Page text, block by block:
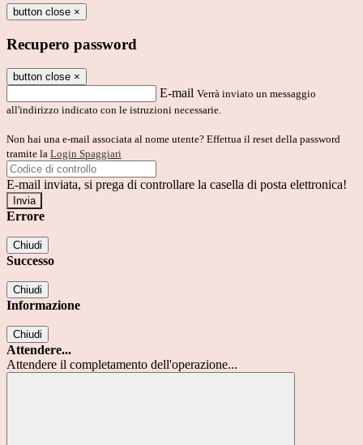
button close ×
Recupero password
button close ×
E-mail Verrà inviato un messaggio
all'indirizzo indicato con le istruzioni necessarie.
Non hai una e-mail associata al nome utente? Effettua il reset della password
tramite la Login Spaggiari
E-mail inviata, si prega di controllare la casella di posta elettronica!
Errore
Chiudi
Successo
Chiudi
Informazione
Chiudi
Attendere...
Attendere il completamento dell'operazione...